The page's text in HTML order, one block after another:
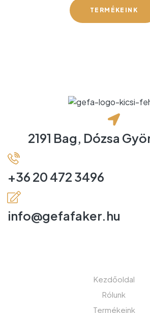
TERMÉKEINK
2191 Bag, Dózsa
+36 20 472 3496
info@gefafaker.hu
Kezdőoldal
Rólunk
Termékeink